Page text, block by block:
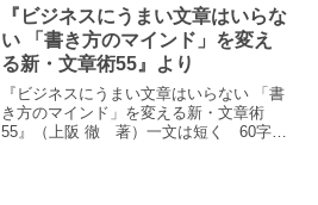
る・テレビを見て笑う...
『ビジネスにうまい文章はいらな
い 「書き方のマインド」を変え
る新・文章術55』より
『ビジネスにうまい文章はいらない 「書
き方のマインド」を変える新・文章術
55』（上阪 徹 著）一文は短く 60字程